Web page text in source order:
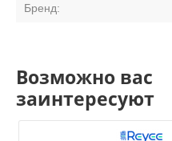
Бренд:
Возможно вас
заинтересуют